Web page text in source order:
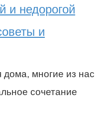
и недорогой
и
многие из нас
сочетание